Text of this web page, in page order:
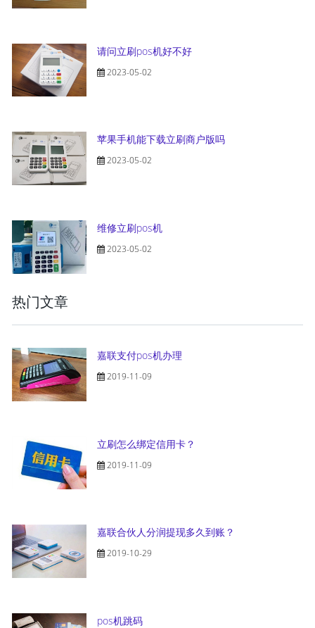
请问立刷pos机好不好
2023-05-02
苹果手机能下载立刷商户版吗
2023-05-02
维修立刷pos机
2023-05-02
热门文章
嘉联支付pos机办理
2019-11-09
立刷怎么绑定信用卡？
2019-11-09
嘉联合伙人分润提现多久到账？
2019-10-29
pos机跳码